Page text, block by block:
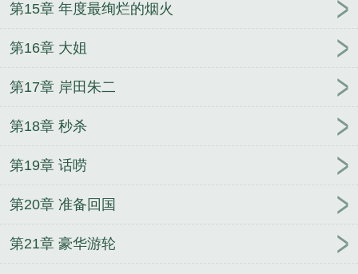
第15章 年度最绚烂的烟火
第16章 大姐
第17章 岸田朱二
第18章 秒杀
第19章 话唠
第20章 准备回国
第21章 豪华游轮